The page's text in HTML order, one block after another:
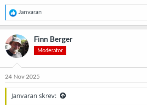
R
e
a
k
s
j
o
e
Janvaran
Finn Berger
Moderator
24 Nov 2025
Janvaran skrev: